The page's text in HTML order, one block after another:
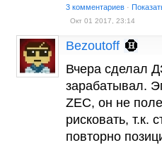
3 комментариев ·
Окт 01 2017, 23:14
Bezoutoff
Вчера сделал
зарабатывал.
ZEC, он не
рисковать, т.к.
повторно